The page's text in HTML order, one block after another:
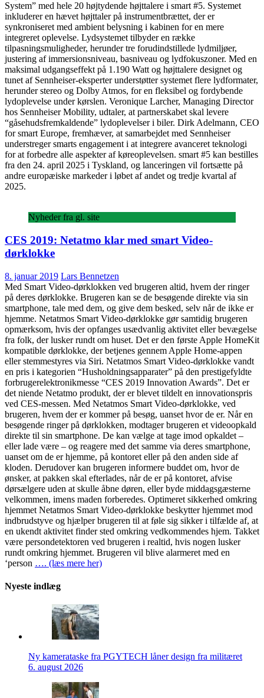
System” med hele 20 højtydende højttalere i smart #5. Systemet
inkluderer en hævet højttaler på instrumentbrættet, der er
synkroniseret med ambient belysning i kabinen for en mere
integreret oplevelse. Lydsystemet tilbyder en række
tilpasningsmuligheder, herunder tre forudindstillede lydmiljøer,
justering af immersionsniveau, basniveau og lydfokuszoner. Med en
maksimal udgangseffekt på 1.190 Watt og højttalere designet og
tunet af Sennheiser-eksperter understøtter systemet flere lydformater,
herunder stereo og Dolby Atmos, for en fleksibel og fordybende
lydoplevelse under kørslen. Veronique Larcher, Managing Director
hos Sennheiser Mobility, udtaler, at partnerskabet skal levere
“gåsehudsfremkaldende” lydoplevelser i biler. Dirk Adelmann, CEO
for smart Europe, fremhæver, at samarbejdet med Sennheiser
understreger smarts engagement i at integrere avanceret teknologi
for at forbedre alle aspekter af køreoplevelsen. smart #5 kan bestilles
fra den 24. april 2025 i Tyskland, og lanceringen vil fortsætte på
andre europæiske markeder i løbet af andet og tredje kvartal af
2025.
Nyheder fra gl. site
CES 2019: Netatmo klar med smart Video-
dørklokke
8. januar 2019 Lars Bennetzen
Med Smart Video-dørklokken ved brugeren altid, hvem der ringer
på deres dørklokke. Brugeren kan se de besøgende direkte via sin
smartphone, tale med dem, og give dem besked, selv når de ikke er
hjemme. Netatmos Smart Video-dørklokke gør samtidig brugeren
opmærksom, hvis der opfanges usædvanlig aktivitet eller bevægelse
fra folk, der lusker rundt om huset. Det er den første Apple HomeKit
kompatible dørklokke, der betjenes gennem Apple Home-appen
eller stemmestyres via Siri. Netatmos Smart Video-dørklokke vandt
en pris i kategorien “Husholdningsapparater” på den prestigefyldte
forbrugerelektronikmesse “CES 2019 Innovation Awards”. Det er
det niende Netatmo produkt, der er blevet tildelt en innovationspris
ved CES-messen. Med Netatmos Smart Video-dørklokke, ved
brugeren, hvem der er kommer på besøg, uanset hvor de er. Når en
besøgende ringer på dørklokken, modtager brugeren et videoopkald
direkte til sin smartphone. De kan vælge at tage imod opkaldet –
eller lade være – og reagere med det samme via deres smartphone,
uanset om de er hjemme, på kontoret eller på den anden side af
kloden. Derudover kan brugeren informere buddet om, hvor de
ønsker, at pakken skal efterlades, når de er på kontoret, afvise
dørsælgere uden at skulle åbne døren, eller byde middagsgæsterne
velkommen, imens maden forberedes. Optimeret sikkerhed omkring
hjemmet Netatmos Smart Video-dørklokke beskytter hjemmet mod
indbrudstyve og hjælper brugeren til at føle sig sikker i tilfælde af, at
en ukendt aktivitet finder sted omkring vedkommendes hjem. Takket
være persondetektoren ved brugeren i realtid, hvis nogen lusker
rundt omkring hjemmet. Brugeren vil blive alarmeret med en
‘person …. (læs mere her)
Nyeste indlæg
Ny kamerataske fra PGYTECH låner design fra militæret
6. august 2026